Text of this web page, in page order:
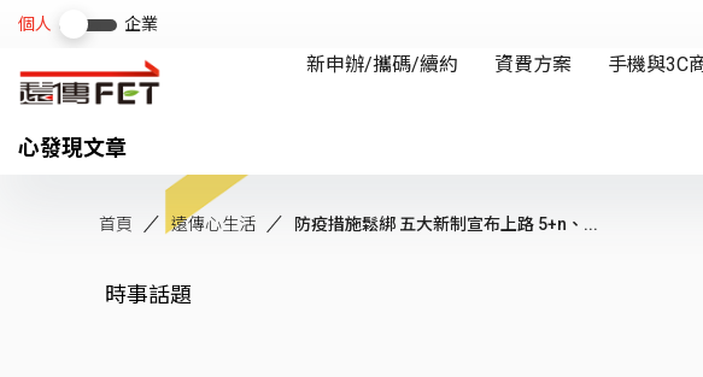
心發現文章
首頁 遠傳心生活 防疫措施鬆綁 五大新制宣布上路 5+n、...
時事話題